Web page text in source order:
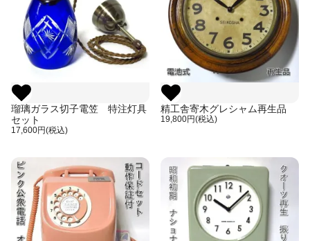
瑠璃ガラス切子電笠 特注灯具
セット
17,600円(税込)
精工舎寄木グレシャム再生品
19,800円(税込)